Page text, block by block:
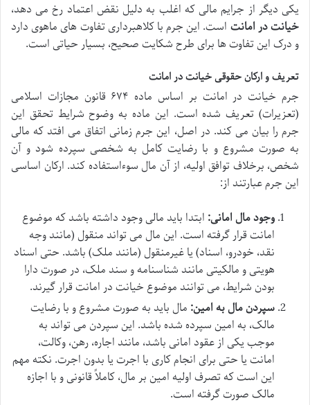
یکی دیگر از جرایم مالی که اغلب به دلیل نقض اعتماد رخ می دهد،
خیانت در امانت است. این جرم با کلاهبرداری تفاوت های ماهوی دارد
و درک این تفاوت ها برای طرح شکایت صحیح، بسیار حیاتی است.
تعریف و ارکان حقوقی خیانت در امانت
جرم خیانت در امانت بر اساس ماده ۶۷۴ قانون مجازات اسلامی
(تعزیرات) تعریف شده است. این ماده به وضوح شرایط تحقق این
جرم را بیان می کند. در اصل، این جرم زمانی اتفاق می افتد که مالی
به صورت مشروع و با رضایت کامل به شخصی سپرده شود و آن
شخص، برخلاف توافق اولیه، از آن مال سوءاستفاده کند. ارکان اساسی
این جرم عبارتند از:
وجود مال امانی: ابتدا باید مالی وجود داشته باشد که موضوع
امانت قرار گرفته است. این مال می تواند منقول (مانند وجه
نقد، خودرو، اسناد) یا غیرمنقول (مانند ملک) باشد. حتی اسناد
هویتی و مالکیتی مانند شناسنامه و سند ملک، در صورت دارا
بودن شرایط، می توانند موضوع خیانت در امانت قرار گیرند.
سپردن مال به امین: مال باید به صورت مشروع و با رضایت
مالک، به امین سپرده شده باشد. این سپردن می تواند به
موجب یکی از عقود امانی باشد، مانند اجاره، رهن، وکالت،
امانت یا حتی برای انجام کاری با اجرت یا بدون اجرت. نکته مهم
این است که تصرف اولیه امین بر مال، کاملاً قانونی و با اجازه
مالک صورت گرفته است.